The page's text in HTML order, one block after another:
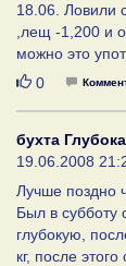
18.06. Ловили
,лещ -1,200 и
можно это
Нравится
0
бухта
19.06.2008
Лучше поздно
Был в субботу
глубокую,
кг, после